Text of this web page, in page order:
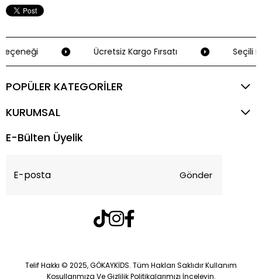
Ücretsiz Kargo Fırsatı Seçili
POPÜLER KATEGORİLER
KURUMSAL
E-Bülten Üyelik
Gönder
Telif Hakkı © 2025, GÖKAYKİDS. Tüm Hakları Saklıdır Kullanım
Koşullarımıza Ve Gizlilik Politikalarımızı İnceleyin.